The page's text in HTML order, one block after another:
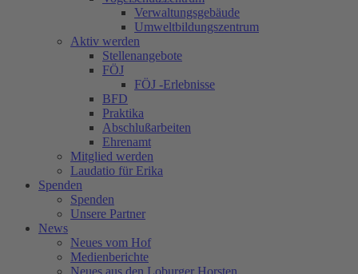
Verwaltungsgebäude
Umweltbildungszentrum
Aktiv werden
Stellenangebote
FÖJ
FÖJ -Erlebnisse
BFD
Praktika
Abschlußarbeiten
Ehrenamt
Mitglied werden
Laudatio für Erika
Spenden
Spenden
Unsere Partner
News
Neues vom Hof
Medienberichte
Neues aus den Loburger Horsten